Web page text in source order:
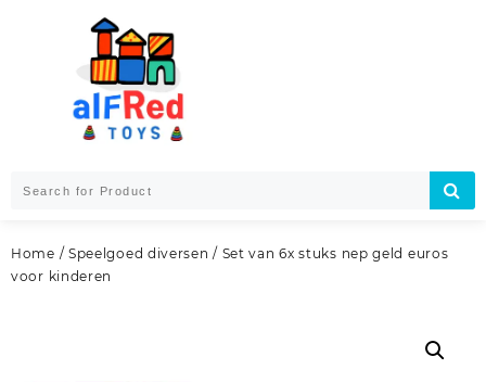
Home / Speelgoed diversen / Set van 6x stuks nep geld euros
voor kinderen